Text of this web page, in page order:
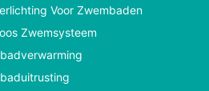
Voor Zwembaden
Zwemsysteem